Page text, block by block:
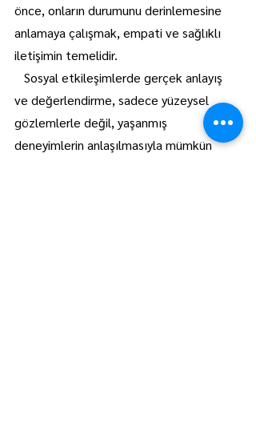
önce, onların durumunu derinlemesine
anlamaya çalışmak, empati ve sağlıklı
iletişimin temelidir.
Sosyal etkileşimlerde gerçek anlayış
ve değerlendirme, sadece yüzeysel
gözlemlerle değil, yaşanmış
deneyimlerin anlaşılmasıyla mümkün